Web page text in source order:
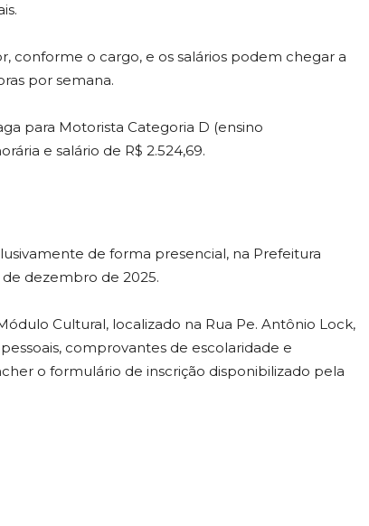
conforme o cargo, e os salários podem chegar a
por semana.
para Motorista Categoria D (ensino
e salário de R$ 2.524,69.
de forma presencial, na Prefeitura
de dezembro de 2025.
Cultural, localizado na Rua Pe. Antônio Lock,
comprovantes de escolaridade e
o formulário de inscrição disponibilizado pela